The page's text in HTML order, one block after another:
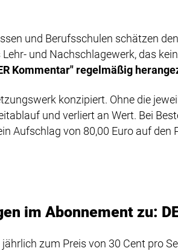
und Berufsschulen schätzen
und Nachschlagewerk, das
Kommentar" regelmäßig
konzipiert. Ohne die
und verliert an Wert. Bei
Aufschlag von 80,00 Euro auf den
im Abonnement zu:
zum Preis von 30 Cent pro